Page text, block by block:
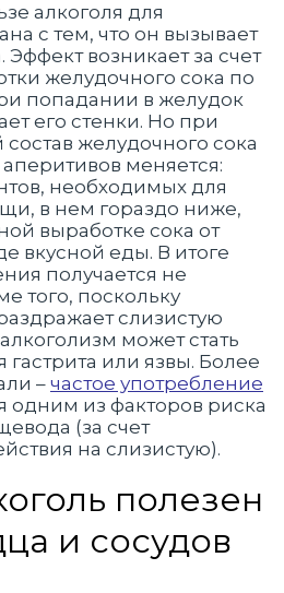
алкоголя для
с тем, что он вызывает
возникает за счет
желудочного сока по
попадании в желудок
его стенки. Но при
желудочного сока
меняется:
необходимых для
в нем гораздо ниже,
выработке сока от
вкусной еды. В итоге
получается не
того, поскольку
слизистую
может стать
или язвы. Более
– частое употребление
одним из факторов риска
(за счет
на слизистую).
полезен
и сосудов